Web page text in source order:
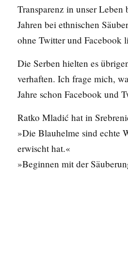
Transparenz in unser
Jahren bei ethnischen
ohne Twitter und Facebook
Die Serben hielten es
verhaften. Ich frage mich,
Jahre schon Facebook und
Ratko Mladić hat in
»Die Blauhelme sind echte
erwischt hat.«
»Beginnen mit der